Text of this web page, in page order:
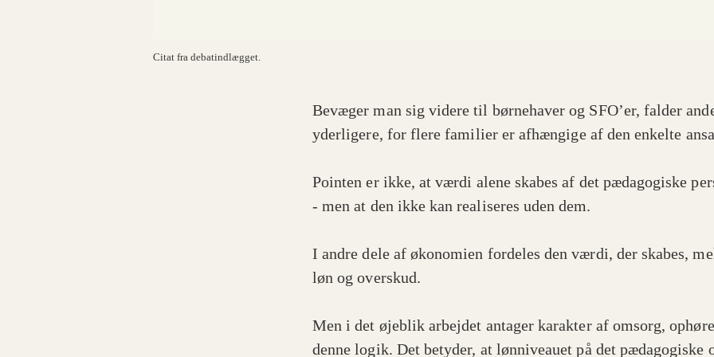
Citat fra debatindlægget.
Bevæger man sig videre til børnehaver og SFO’er, falder
yderligere, for flere familier er afhængige af den enkelte
Pointen er ikke, at værdi alene skabes af det pædagogiske
- men at den ikke kan realiseres uden dem.
I andre dele af økonomien fordeles den værdi, der skabes,
løn og overskud.
Men i det øjeblik arbejdet antager karakter af omsorg,
denne logik. Det betyder, at lønniveauet på det pædagogiske